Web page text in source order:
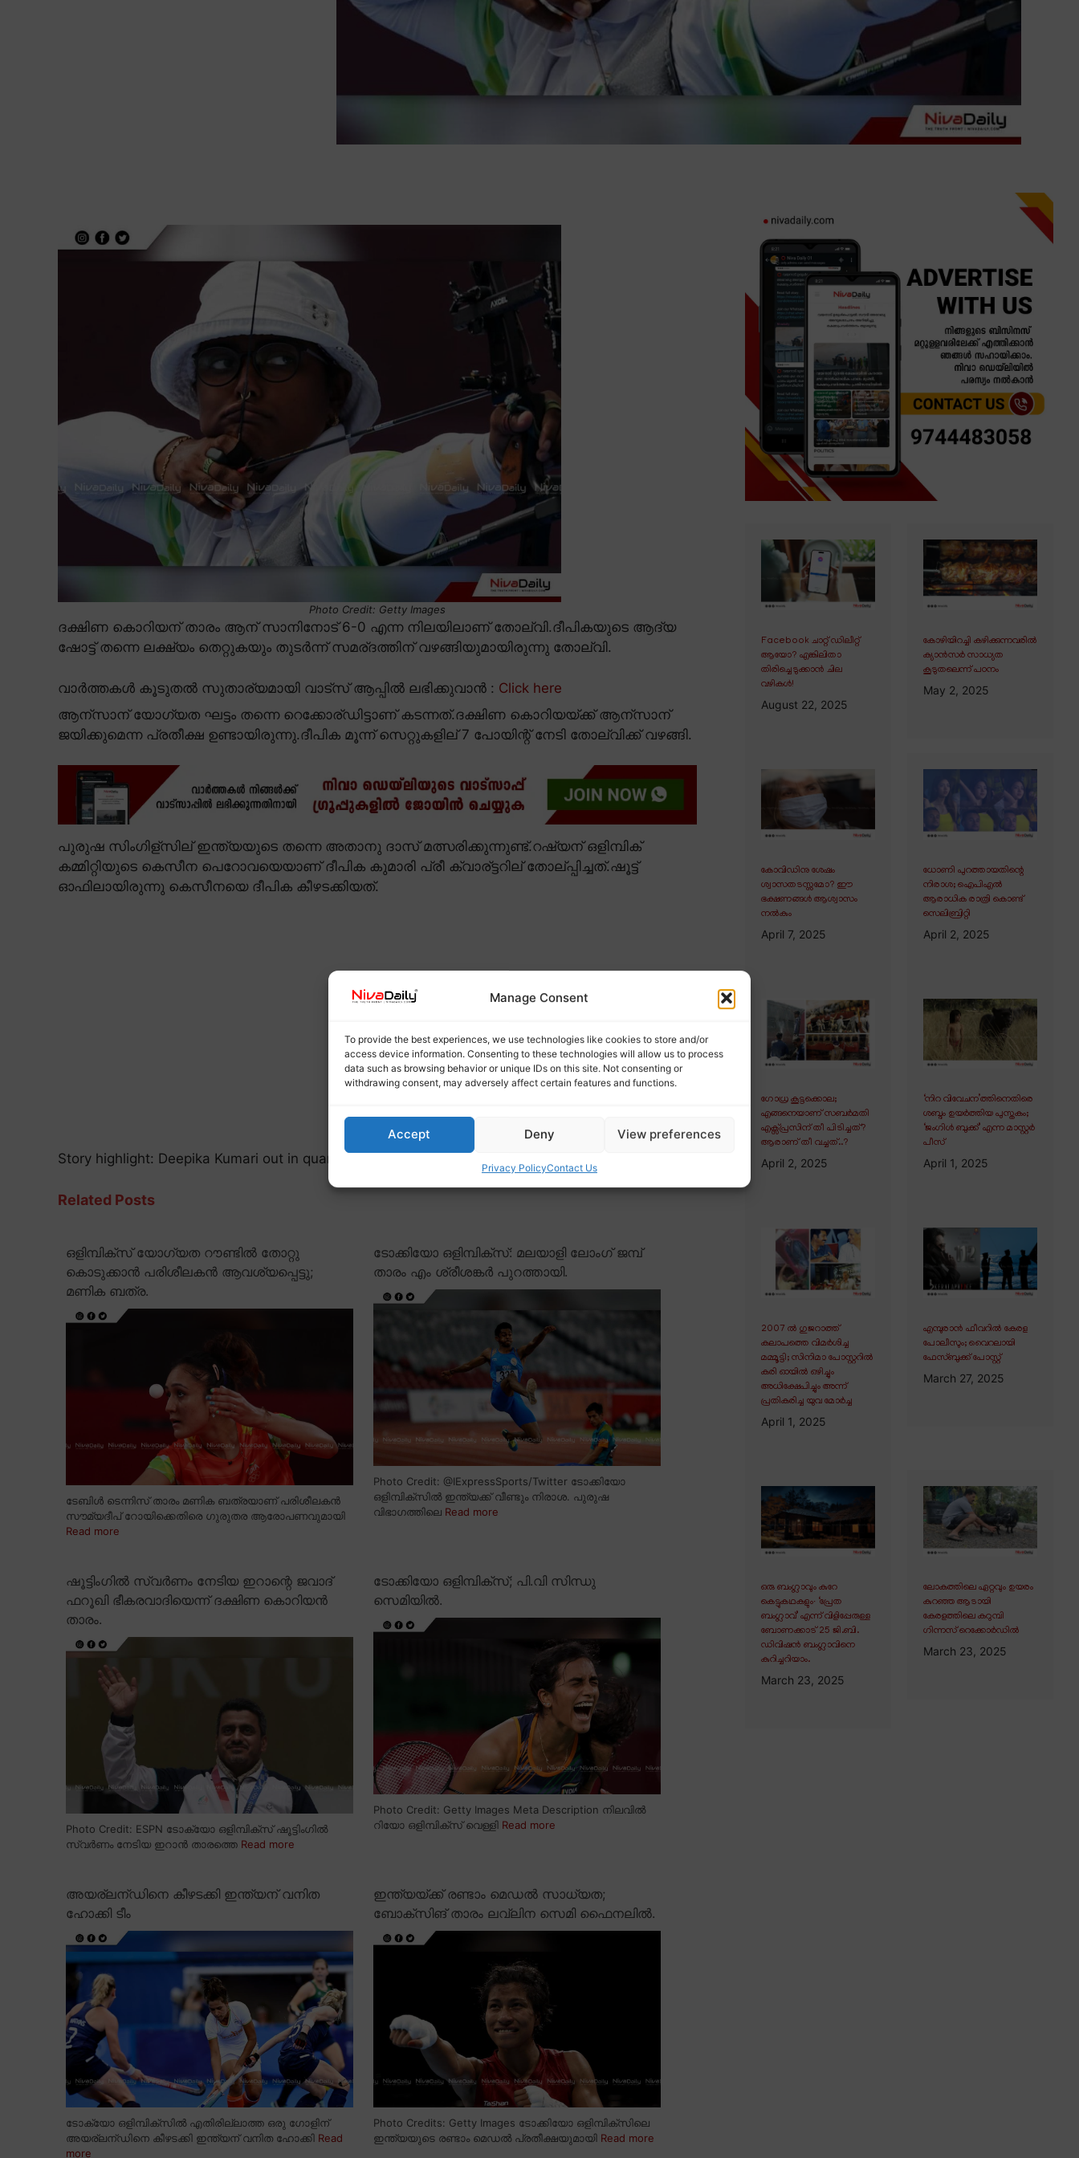
Manage Consent
To provide the best experiences, we use technologies like cookies to store and/or
access device information. Consenting to these technologies will allow us to process
data such as browsing behavior or unique IDs on this site. Not consenting or
withdrawing consent, may adversely affect certain features and functions.
Accept Deny View preferences
Privacy PolicyContact Us
Photo Credit: Getty Images
ദക്ഷിണ കൊറിയന് താരം ആന് സാനിനോട് 6-0 എന്ന നിലയിലാണ് തോല്വി.ദീപികയുടെ ആദ്യ
ഷോട്ട് തന്നെ ലക്ഷ്യം തെറ്റുകയും തുടർന്ന് സമര്ദത്തിന് വഴങ്ങിയുമായിരുന്നു തോല്വി.
വാർത്തകൾ കൂടുതൽ സുതാര്യമായി വാട്സ് ആപ്പിൽ ലഭിക്കുവാൻ : Click here
ആന്സാന് യോഗ്യത ഘട്ടം തന്നെ റെക്കോര്ഡിട്ടാണ് കടന്നത്.ദക്ഷിണ കൊറിയയ്ക്ക് ആന്സാന്
ജയിക്കുമെന്ന പ്രതീക്ഷ ഉണ്ടായിരുന്നു.ദീപിക മൂന്ന് സെറ്റുകളില് 7 പോയിന്റ് നേടി തോല്വിക്ക് വഴങ്ങി.
പുരുഷ സിംഗിള്സില് ഇന്ത്യയുടെ തന്നെ അതാനു ദാസ് മത്സരിക്കുന്നുണ്ട്.റഷ്യന് ഒളിമ്പിക്
കമ്മിറ്റിയുടെ കെസീന പെറോവയെയാണ് ദീപിക കുമാരി പ്രീ ക്വാര്ട്ടറില് തോല്പ്പിച്ചത്.ഷൂട്ട്
ഓഫിലായിരുന്നു കെസീനയെ ദീപിക കീഴടക്കിയത്.
Story highlight: Deepika Kumari out in quarter finals.
Related Posts
ഒളിമ്പിക്സ് യോഗ്യത റൗണ്ടിൽ തോറ്റു
കൊടുക്കാൻ പരിശീലകൻ ആവശ്യപ്പെട്ടു;
മണിക ബത്ര.
ടേബിൾ ടെന്നിസ് താരം മണിക ബത്രയാണ് പരിശീലകൻ
സൗമ്യദീപ് റോയിക്കെതിരെ ഗുരുതര ആരോപണവുമായി
Read more
ടോക്കിയോ ഒളിമ്പിക്സ്: മലയാളി ലോംഗ് ജമ്പ്
താരം എം ശ്രീശങ്കർ പുറത്തായി.
Photo Credit: @IExpressSports/Twitter ടോക്കിയോ
ഒളിമ്പിക്സിൽ ഇന്ത്യക്ക് വീണ്ടും നിരാശ. പുരുഷ
വിഭാഗത്തിലെ Read more
ഷൂട്ടിംഗിൽ സ്വർണം നേടിയ ഇറാന്റെ ജവാദ്
ഫറൂഖി ഭീകരവാദിയെന്ന് ദക്ഷിണ കൊറിയൻ
താരം.
Photo Credit: ESPN ടോക്യോ ഒളിമ്പിക്സ് ഷൂട്ടിംഗിൽ
സ്വർണം നേടിയ ഇറാൻ താരത്തെ Read more
ടോക്കിയോ ഒളിമ്പിക്സ്; പി.വി സിന്ധു
സെമിയിൽ.
Photo Credit: Getty Images Meta Description നിലവിൽ
റിയോ ഒളിമ്പിക്സ് വെള്ളി Read more
അയര്ലന്ഡിനെ കീഴടക്കി ഇന്ത്യന് വനിത
ഹോക്കി ടീം
ടോക്യോ ഒളിമ്പിക്സിൽ എതിരില്ലാത്ത ഒരു ഗോളിന്
അയര്ലന്ഡിനെ കീഴടക്കി ഇന്ത്യന് വനിത ഹോക്കി Read
more
ഇന്ത്യയ്ക്ക് രണ്ടാം മെഡൽ സാധ്യത;
ബോക്സിങ് താരം ലവ്ലിന സെമി ഫൈനലിൽ.
Photo Credits: Getty Images ടോക്കിയോ ഒളിമ്പിക്സിലെ
ഇന്ത്യയുടെ രണ്ടാം മെഡൽ പ്രതീക്ഷയുമായി Read more
Facebook ചാറ്റ് ഡിലീറ്റ്
ആയോ? എങ്കിലിതാ
തിരിച്ചെടുക്കാൻ ചില
വഴികൾ!
August 22, 2025
കോഴിയിറച്ചി കഴിക്കുന്നവരിൽ
ക്യാൻസർ സാധ്യത
കൂടുതലെന്ന് പഠനം
May 2, 2025
കോവിഡിനു ശേഷം
ശ്വാസതടസ്സമോ? ഈ
ഭക്ഷണങ്ങൾ ആശ്വാസം
നൽകും
April 7, 2025
ധോണി പുറത്തായതിന്റെ
നിരാശ; ഐപിഎൽ
ആരാധിക രാത്രി കൊണ്ട്
സെലിബ്രിറ്റി
April 2, 2025
ഗോധ്ര കൂട്ടക്കൊല;
എങ്ങനെയാണ് സബർമതി
എക്സ്പ്രസിന് തീ പിടിച്ചത്?
ആരാണ് തീ വച്ചത്..?
April 2, 2025
‘നിറ വിവേചന’ത്തിനെതിരെ
ശബ്ദം ഉയർത്തിയ പുസ്തകം;
‘ജംഗിൾ ബുക്ക്’ എന്ന മാസ്റ്റർ
പീസ്
April 1, 2025
2007 ൽ ഗുജറാത്ത്
കലാപത്തെ വിമർശിച്ച
മമ്മൂട്ടി; സിനിമാ പോസ്റ്ററിൽ
കരി ഓയിൽ ഒഴിച്ചും
അധിക്ഷേപിച്ചും അന്ന്
പ്രതികരിച്ച യുവ മോർച്ച
April 1, 2025
എമ്പുരാൻ ഫീവറിൽ കേരള
പോലീസും; വൈറലായി
ഫേസ്ബുക്ക് പോസ്റ്റ്
March 27, 2025
ഒരു ബംഗ്ലാവും കുറേ
കെട്ടുകഥകളും∙ ‘പ്രേത
ബംഗ്ലാവ്’ എന്ന് വിളിപ്പേരുള്ള
ബോണക്കാട് 25 ജി.ബി.
ഡിവിഷൻ ബംഗ്ലാവിനെ
കുറിച്ചറിയാം.
March 23, 2025
ലോകത്തിലെ ഏറ്റവും ഉയരം
കുറഞ്ഞ ആടായി
കേരളത്തിലെ കറുമ്പി
ഗിന്നസ് റെക്കോർഡിൽ
March 23, 2025